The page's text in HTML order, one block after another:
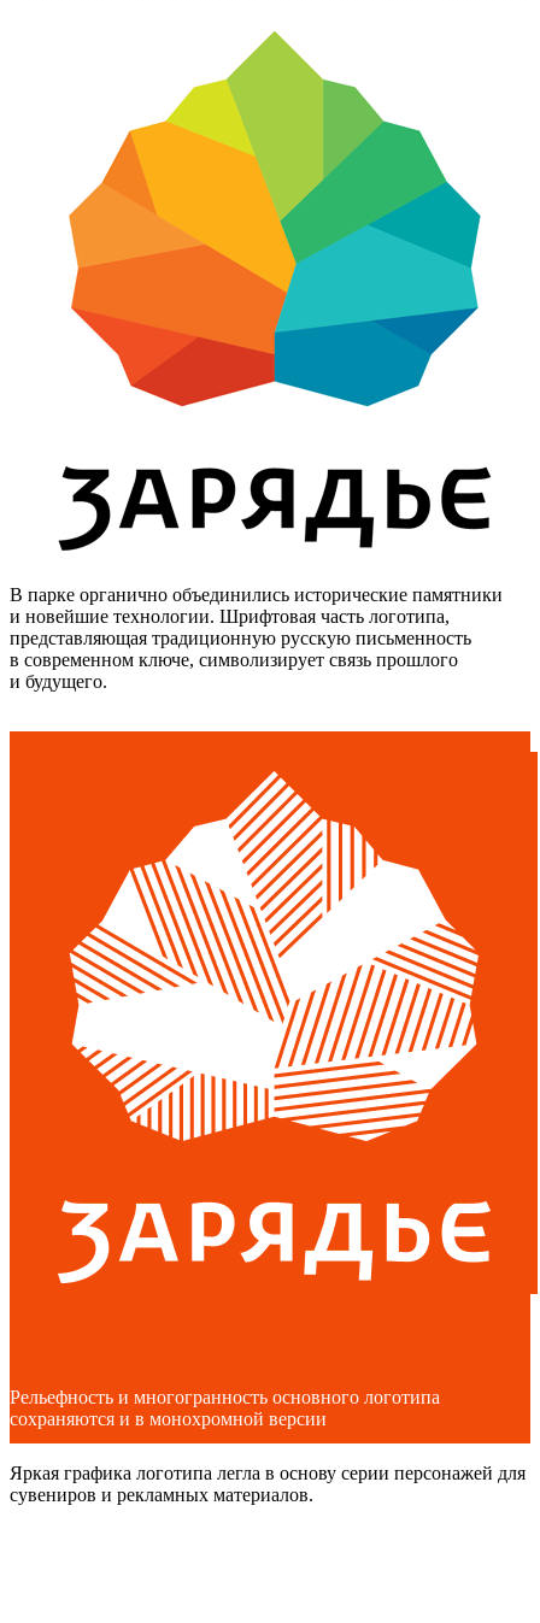
В парке органично объединились исторические памятники
и новейшие технологии. Шрифтовая часть логотипа,
представляющая традиционную русскую письменность
в современном ключе, символизирует связь прошлого
и будущего.
Рельефность и многогранность основного логотипа
сохраняются и в монохромной версии
Яркая графика логотипа легла в основу серии персонажей для
сувениров и рекламных материалов.